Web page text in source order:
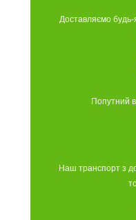
Доставляємо
Попутний
Наш транспорт з